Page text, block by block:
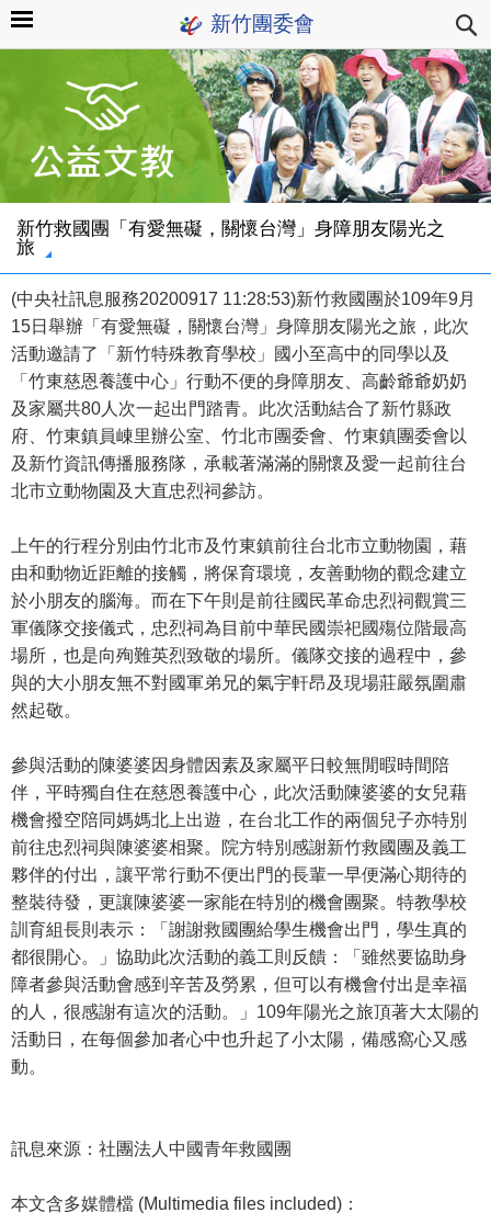
新竹團委會
新竹救國團「有愛無礙，關懷台灣」身障朋友陽光之
旅
(中央社訊息服務20200917 11:28:53)新竹救國團於109年9月
15日舉辦「有愛無礙，關懷台灣」身障朋友陽光之旅，此次
活動邀請了「新竹特殊教育學校」國小至高中的同學以及
「竹東慈恩養護中心」行動不便的身障朋友、高齡爺爺奶奶
及家屬共80人次一起出門踏青。此次活動結合了新竹縣政
府、竹東鎮員崠里辦公室、竹北市團委會、竹東鎮團委會以
及新竹資訊傳播服務隊，承載著滿滿的關懷及愛一起前往台
北市立動物園及大直忠烈祠參訪。
上午的行程分別由竹北市及竹東鎮前往台北市立動物園，藉
由和動物近距離的接觸，將保育環境，友善動物的觀念建立
於小朋友的腦海。而在下午則是前往國民革命忠烈祠觀賞三
軍儀隊交接儀式，忠烈祠為目前中華民國崇祀國殤位階最高
場所，也是向殉難英烈致敬的場所。儀隊交接的過程中，參
與的大小朋友無不對國軍弟兄的氣宇軒昂及現場莊嚴氛圍肅
然起敬。
參與活動的陳婆婆因身體因素及家屬平日較無閒暇時間陪
伴，平時獨自住在慈恩養護中心，此次活動陳婆婆的女兒藉
機會撥空陪同媽媽北上出遊，在台北工作的兩個兒子亦特別
前往忠烈祠與陳婆婆相聚。院方特別感謝新竹救國團及義工
夥伴的付出，讓平常行動不便出門的長輩一早便滿心期待的
整裝待發，更讓陳婆婆一家能在特別的機會團聚。特教學校
訓育組長則表示：「謝謝救國團給學生機會出門，學生真的
都很開心。」協助此次活動的義工則反饋：「雖然要協助身
障者參與活動會感到辛苦及勞累，但可以有機會付出是幸福
的人，很感謝有這次的活動。」109年陽光之旅頂著大太陽的
活動日，在每個參加者心中也升起了小太陽，備感窩心又感
動。
訊息來源：社團法人中國青年救國團
本文含多媒體檔 (Multimedia files included)：